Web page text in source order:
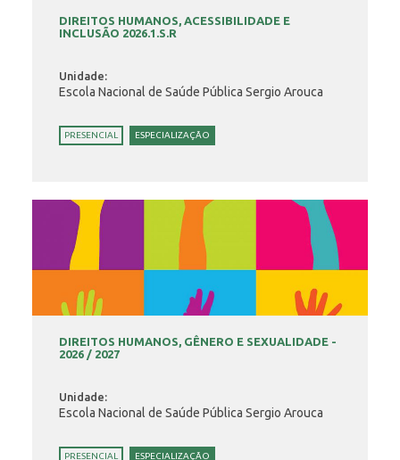
DIREITOS HUMANOS, ACESSIBILIDADE E
INCLUSÃO 2026.1.S.R
Unidade:
Escola Nacional de Saúde Pública Sergio Arouca
PRESENCIAL ESPECIALIZAÇÃO
DIREITOS HUMANOS, GÊNERO E SEXUALIDADE -
2026 / 2027
Unidade:
Escola Nacional de Saúde Pública Sergio Arouca
PRESENCIAL ESPECIALIZAÇÃO